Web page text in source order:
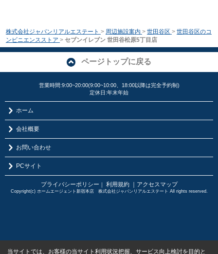
株式会社ジャパンリアルエステート > 周辺施設案内 > 世田谷区 > 世田谷区のコ
ンビニエンスストア > セブンイレブン 世田谷松原5丁目店
ページトップに戻る
営業時間:9:00~20:00(9:00~10:00、18:00以降は完全予約制)
定休日:年末年始
ホーム
会社概要
お問い合わせ
PCサイト
プライバシーポリシー ｜ 利用規約 ｜アクセスマップ
Copyright(c) ホームエージェント新宿本店 株式会社ジャパンリアルエステート All rights reserved.
当サイトでは、お客様の当サイト利用状況把握、サービス向上検討を目的と